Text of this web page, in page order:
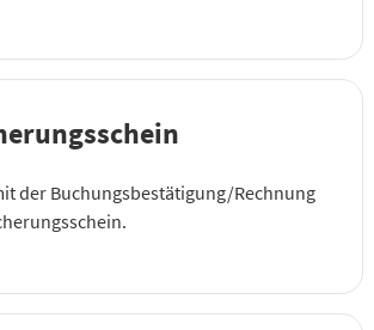
der Buchungsbestätigung/Rechnung